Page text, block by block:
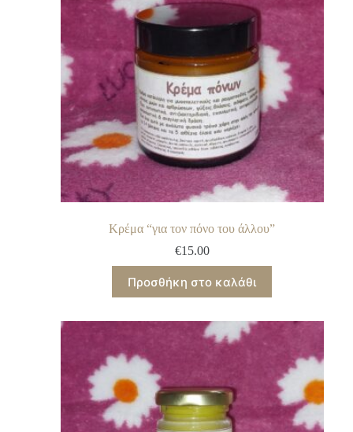
Κρέμα “για τον πόνο του άλλου”
€15.00
Προσθήκη στο καλάθι